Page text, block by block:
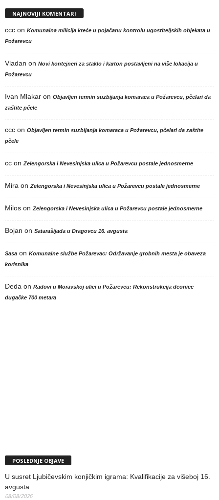
NAJNOVIJI KOMENTARI
ccc on Komunalna milicija kreće u pojačanu kontrolu ugostiteljskih objekata u
Požarevcu
Vladan on Novi kontejneri za staklo i karton postavljeni na više lokacija u
Požarevcu
Ivan Mlakar on Objavljen termin suzbijanja komaraca u Požarevcu, pčelari da
zaštite pčele
ccc on Objavljen termin suzbijanja komaraca u Požarevcu, pčelari da zaštite
pčele
cc onZelengorska i Nevesinjska ulica u Požarevcu postale jednosmerne
Mira onZelengorska i Nevesinjska ulica u Požarevcu postale jednosmerne
Milos onZelengorska i Nevesinjska ulica u Požarevcu postale jednosmerne
Bojan on Satarašijada u Dragovcu 16. avgusta
Sasa on Komunalne službe Požarevac: Održavanje grobnih mesta je obaveza
korisnika
Deda on Radovi u Moravskoj ulici u Požarevcu: Rekonstrukcija deonice
dugačke 700 metara
POSLEDNJE OBJAVE
U susret Ljubičevskim konjičkim igrama: Kvalifikacije za višeboj 16.
avgusta
08/08/2026